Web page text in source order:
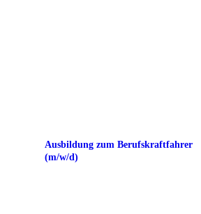
Ausbildung zum Berufskraftfahrer
(m/w/d)